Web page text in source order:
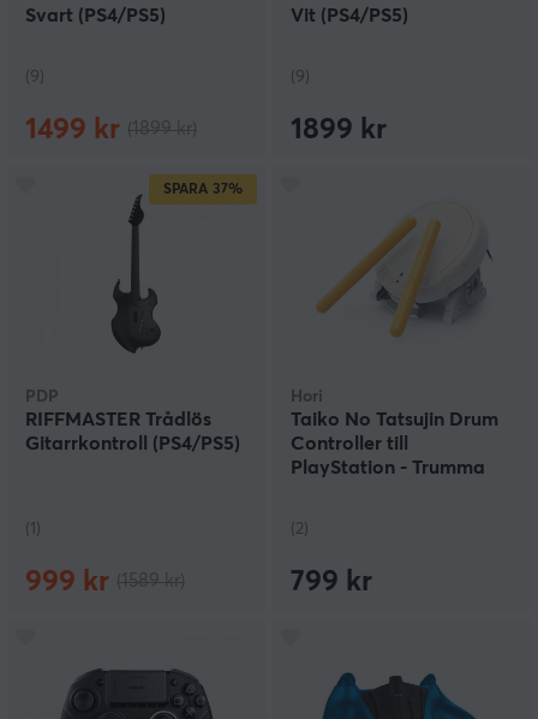
kontrollerna hjälpa till med upplevelsen. För shooters,
finns till exempel kontroller som är utformade som det
exakt och trappar upp spelkänslan ordentligt.
Svart (PS4/PS5)
(9)
1499 kr
Vit (PS4/PS5)
(9)
1899 kr
SPARA 37%
PDP
RIFFMASTER Trådlös
Gitarrkontroll (PS4/PS5)
(1)
999 kr
Hori
Taiko No Tatsujin Drum
Controller till
PlayStation - Trumma
(2)
799 kr